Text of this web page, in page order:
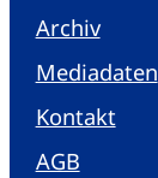
Archiv
Mediadaten
Kontakt
AGB